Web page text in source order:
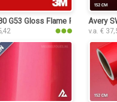
G53 Gloss Flame Red Avery
v.a. €